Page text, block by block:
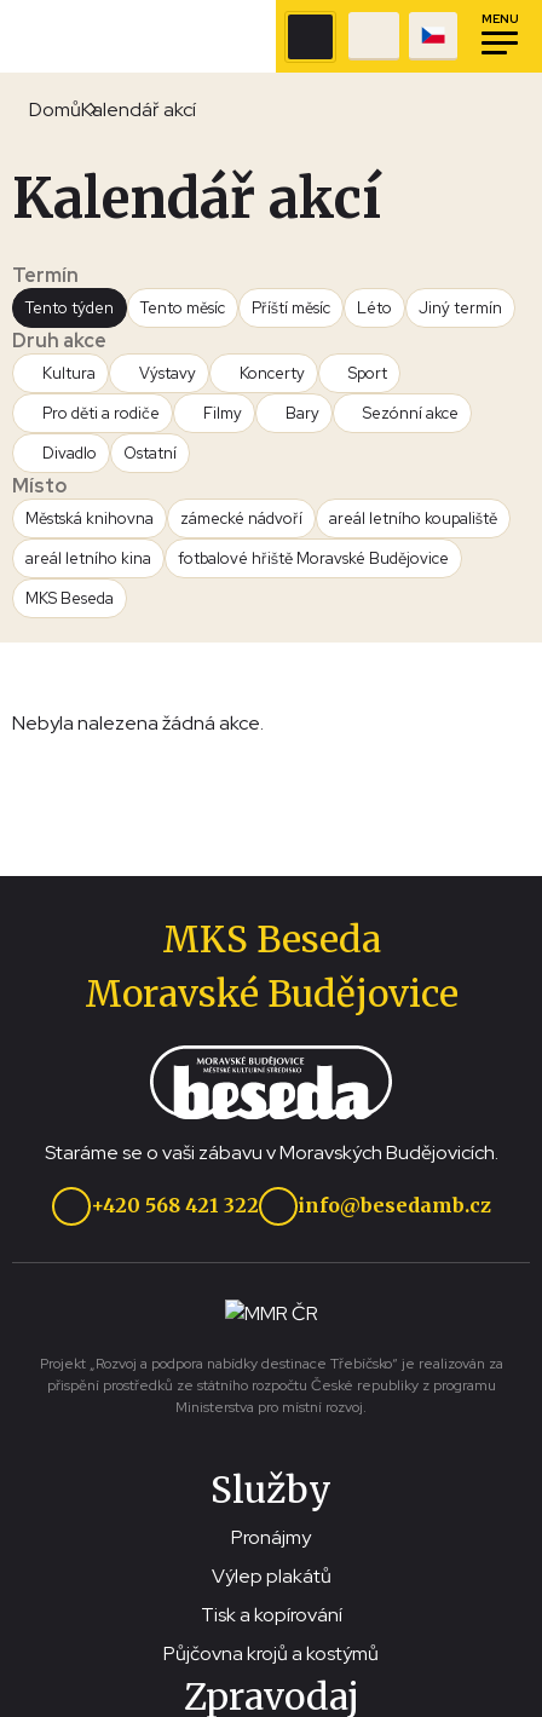
MENU
DomůKalendář akcí
Kalendář akcí
Termín
Tento týden Tento měsíc Příští měsíc Léto Jiný termín
Druh akce
Kultura Výstavy Koncerty
Sport
Pro děti a rodiče
Filmy Bary
Sezónní akce
Divadlo
Ostatní
Místo
Městská knihovna zámecké nádvoří
areál letního koupaliště
areál letního kina
fotbalové hřiště Moravské Budějovice
MKS Beseda
Nebyla nalezena žádná akce.
MKS Beseda
Moravské Budějovice
Staráme se o vaši zábavu v Moravských Budějovicích.
+420 568 421 322 info@besedamb.cz
Projekt „Rozvoj a podpora nabídky destinace Třebíčsko“ je realizován za
přispění prostředků ze státního rozpočtu České republiky z programu
Ministerstva pro místní rozvoj.
Služby
Pronájmy
Výlep plakátů
Tisk a kopírování
Půjčovna krojů a kostýmů
Zpravodaj